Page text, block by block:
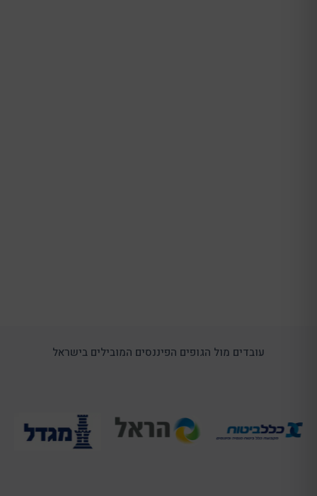
עובדים מול הגופים הפיננסים המובילים בישראל